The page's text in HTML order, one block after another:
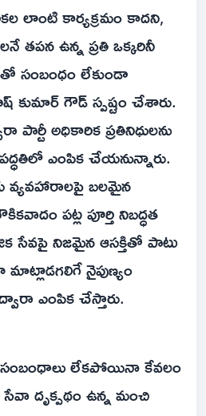
లాంటి కార్యక్రమం కాదని,
ఉన్న ప్రతి ఒక్కరినీ
సంబంధం లేకుండా
కుమార్ గౌడ్ స్పష్టం చేశారు.
అధికారిక ప్రతినిధులను
ఎంపిక చేయనున్నారు.
వ్యవహారాలపై బలమైన
పట్ల పూర్తి నిబద్ధత
సేవపై నిజమైన ఆసక్తితో పాటు
మాట్లాడగలిగే నైపుణ్యం
ఎంపిక చేస్తారు.
లేకపోయినా కేవలం
సేవా దృక్పథం ఉన్న మంచి